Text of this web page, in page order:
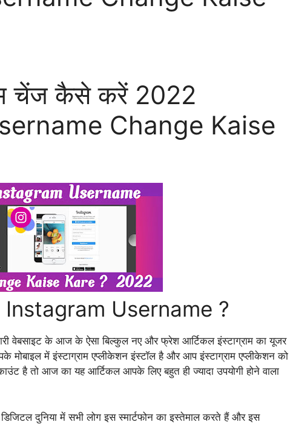
चेंज कैसे करें 2022
Change Kaise
Username ?
वेबसाइट के आज के ऐसा बिल्कुल नए और फ्रेश आर्टिकल इंस्टाग्राम का यूजर
में इंस्टाग्राम एप्लीकेशन इंस्टॉल है और आप इंस्टाग्राम एप्लीकेशन को
है तो आज का यह आर्टिकल आपके लिए बहुत ही ज्यादा उपयोगी होने वाला
दुनिया में सभी लोग इस स्मार्टफोन का इस्तेमाल करते हैं और इस